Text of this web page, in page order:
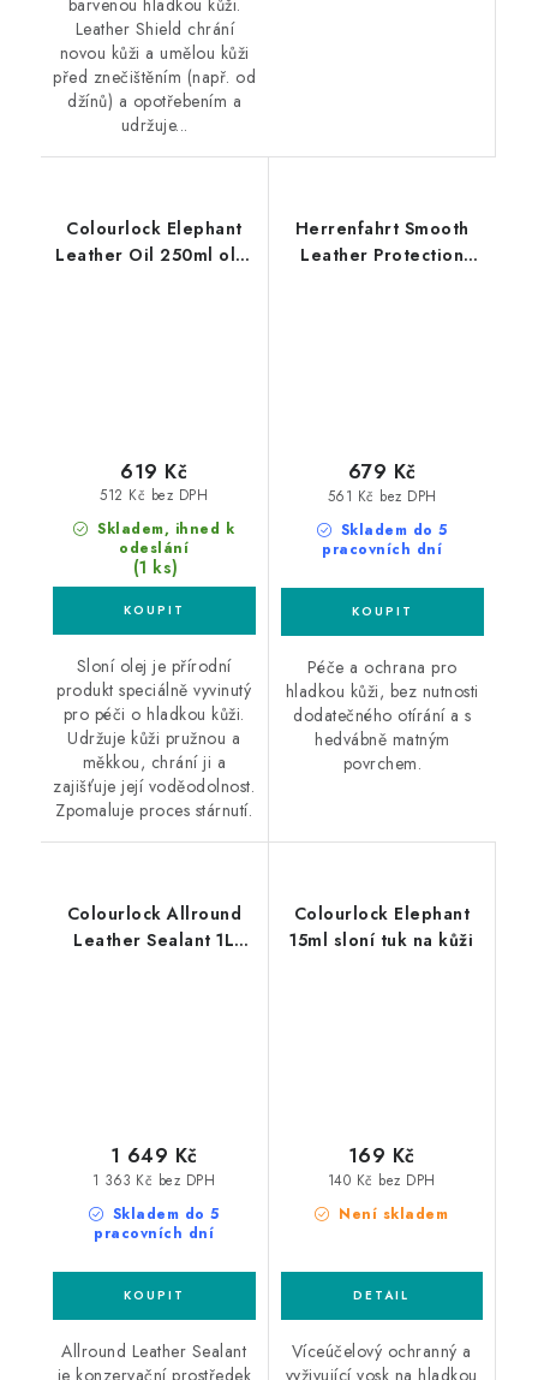
barvenou hladkou kůži.
Leather Shield chrání
novou kůži a umělou kůži
před znečištěním (např. od
džínů) a opotřebením a
udržuje...
Colourlock Elephant
Leather Oil 250ml olej
Skladem, ihned k
odeslání
(1 ks)
512 Kč bez DPH
619 Kč
Sloní olej je přírodní
produkt speciálně vyvinutý
pro péči o hladkou kůži.
Udržuje kůži pružnou a
měkkou, chrání ji a
zajišťuje její voděodolnost.
Zpomaluje proces stárnutí.
Herrenfahrt Smooth
Leather Protection
Skladem do 5
pracovních dní
561 Kč bez DPH
679 Kč
Péče a ochrana pro
hladkou kůži, bez nutnosti
dodatečného otírání a s
hedvábně matným
povrchem.
Colourlock Allround
Leather Sealant 1L
Skladem do 5
pracovních dní
1 363 Kč bez DPH
1 649 Kč
Allround Leather Sealant
je konzervační prostředek
Colourlock Elephant
15ml sloní tuk na kůži
Není skladem
140 Kč bez DPH
169 Kč
Víceúčelový ochranný a
vyživující vosk na hladkou